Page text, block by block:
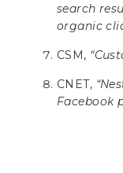
search
organic
CSM,
CNET,
Facebook